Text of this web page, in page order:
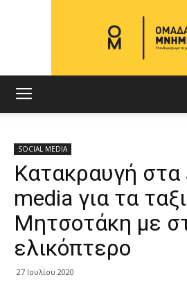
SOCIAL MEDIA
Κατακραυγή στα
media για τα
Μητσοτάκη με
ελικόπτερο
27 Ιουλίου 2020